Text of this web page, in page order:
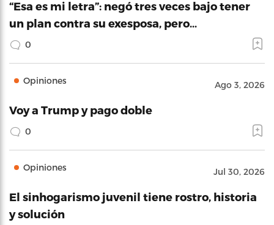
“Esa es mi letra”: negó tres veces bajo tener
un plan contra su exesposa, pero…
0
Opiniones Ago 3, 2026
Voy a Trump y pago doble
0
Opiniones Jul 30, 2026
El sinhogarismo juvenil tiene rostro, historia
y solución